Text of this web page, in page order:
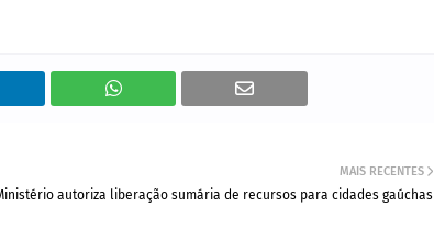
MAIS RECENTES
autoriza liberação sumária de recursos para cidades gaúchas